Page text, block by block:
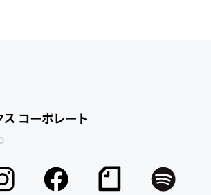
コーポレート